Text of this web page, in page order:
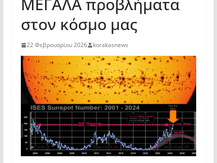
ΜΕΓΑΛΑ προβλήματα
στον κόσμο μας
22 Φεβρουαρίου 2026 korakasnews